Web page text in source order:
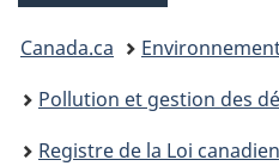
Vous
êtes
ici :
Canada.ca
Pollution et gestion des
Registre de la Loi canadienne sur